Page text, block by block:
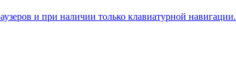
и при наличии только клавиатурной навигации.